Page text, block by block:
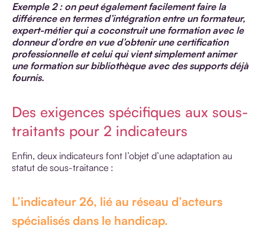
Exemple 2 : on peut également facilement faire la
différence en termes d’intégration entre un formateur,
expert-métier qui a coconstruit une formation avec le
donneur d’ordre en vue d’obtenir une certification
professionnelle et celui qui vient simplement animer
une formation sur bibliothèque avec des supports déjà
fournis.
Des exigences spécifiques aux sous-
traitants pour 2 indicateurs
Enfin, deux indicateurs font l’objet d’une adaptation au
statut de sous-traitance :
L’indicateur 26, lié au réseau d’acteurs
spécialisés dans le handicap.